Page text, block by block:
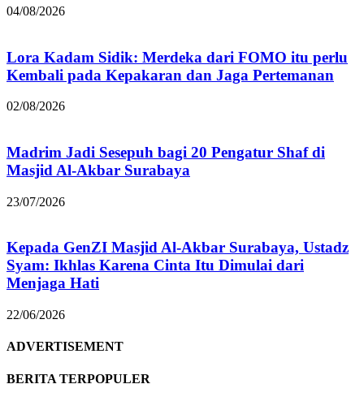
04/08/2026
Lora Kadam Sidik: Merdeka dari FOMO itu perlu
Kembali pada Kepakaran dan Jaga Pertemanan
02/08/2026
Madrim Jadi Sesepuh bagi 20 Pengatur Shaf di
Masjid Al-Akbar Surabaya
23/07/2026
Kepada GenZI Masjid Al-Akbar Surabaya, Ustadz
Syam: Ikhlas Karena Cinta Itu Dimulai dari
Menjaga Hati
22/06/2026
ADVERTISEMENT
BERITA TERPOPULER